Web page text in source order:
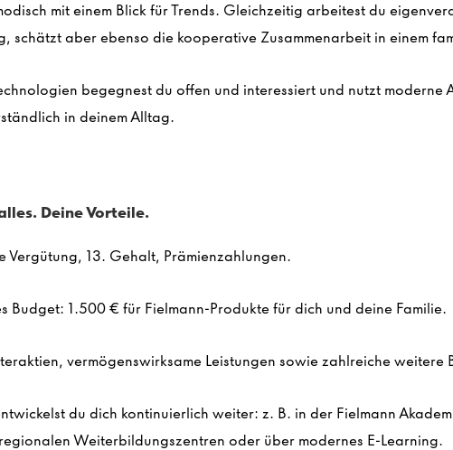
mit einem Blick für Trends. Gleichzeitig arbeitest du
schätzt aber ebenso die kooperative Zusammenarbeit in einem
begegnest du offen und interessiert und nutzt moderne
in deinem Alltag.
Deine Vorteile.
Vergütung, 13. Gehalt, Prämienzahlungen.
Budget: 1.500 € für Fielmann-Produkte für dich und deine Familie.
vermögenswirksame Leistungen sowie zahlreiche weitere
du dich kontinuierlich weiter: z. B. in der Fielmann
Weiterbildungszentren oder über modernes E-Learning.